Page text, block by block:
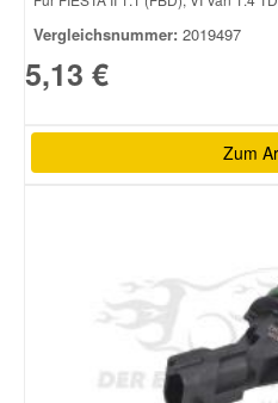
Vergleichsnummer: 2019497
5,13 €
Zum